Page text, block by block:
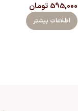
595,000 تومان
اطلاعات بیشتر